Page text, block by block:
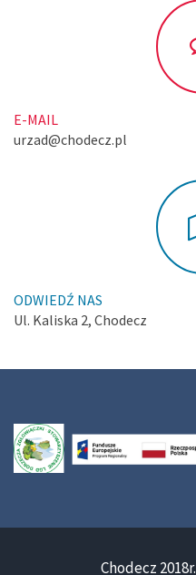
E-MAIL
urzad@chodecz.pl
ODWIEDŹ NAS
Ul. Kaliska 2, Chodecz
Chodecz 2018r.